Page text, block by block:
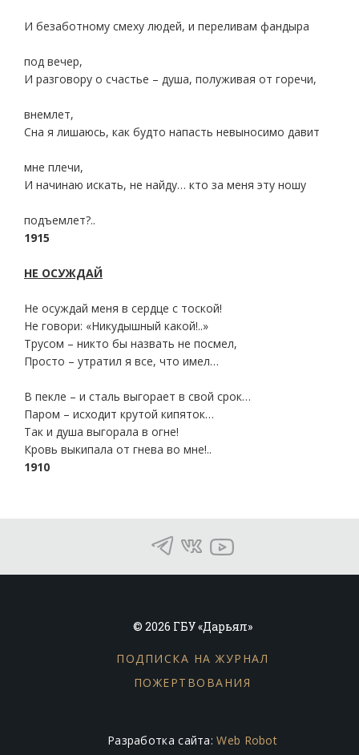
И безаботному смеху людей, и переливам фандыра
под вечер,
И разговору о счастье – душа, полуживая от горечи,
внемлет,
Сна я лишаюсь, как будто напасть невыносимо давит
мне плечи,
И начинаю искать, не найду… кто за меня эту ношу
подъемлет?..
1915
НЕ ОСУЖДАЙ
Не осуждай меня в сердце с тоской!
Не говори: «Никудышный какой!..»
Трусом – никто бы назвать не посмел,
Просто – утратил я все, что имел…
В пекле – и сталь выгорает в свой срок…
Паром – исходит крутой кипяток…
Так и душа выгорала в огне!
Кровь выкипала от гнева во мне!..
1910
© 2026 ГБУ «Дарьял»
ПОДПИСКА НА ЖУРНАЛ
ПОЖЕРТВОВАНИЯ
Разработка сайта:Web Robot